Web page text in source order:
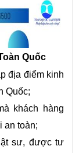
Quốc
địa điểm kinh
Quốc;
khách hàng
an toàn;
sư, được tư